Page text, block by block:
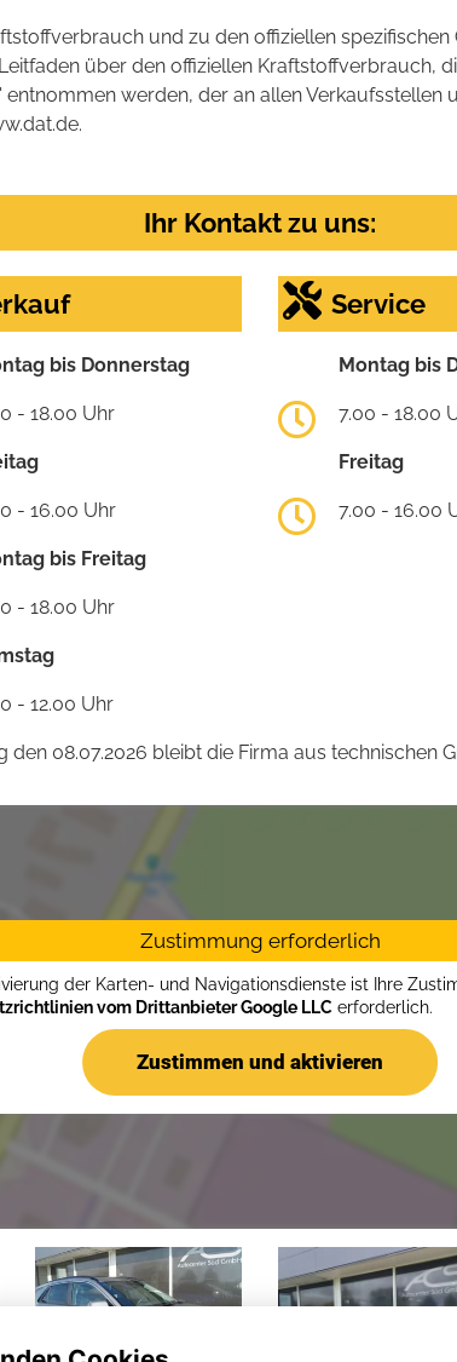
und zu den offiziellen spezifischen
über den offiziellen Kraftstoffverbrauch,
werden, der an allen Verkaufsstellen
Ihr Kontakt zu uns:
bis Donnerstag
- 18.00 Uhr
- 16.00 Uhr
bis Freitag
- 18.00 Uhr
- 12.00 Uhr
Service
Montag bis
7.00 - 18.00
Freitag
7.00 - 16.00
den 08.07.2026 bleibt die Firma aus technischen
Zustimmung erforderlich
der Karten- und Navigationsdienste ist Ihre
vom Drittanbieter Google LLC erforderlich.
Zustimmen und aktivieren